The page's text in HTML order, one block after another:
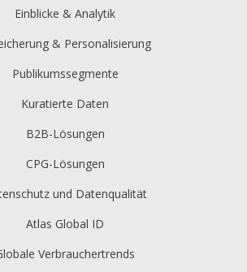
Einblicke & Analytik
& Personalisierung
Publikumssegmente
Kuratierte Daten
B2B-Lösungen
CPG-Lösungen
und Datenqualität
Atlas Global ID
Verbrauchertrends